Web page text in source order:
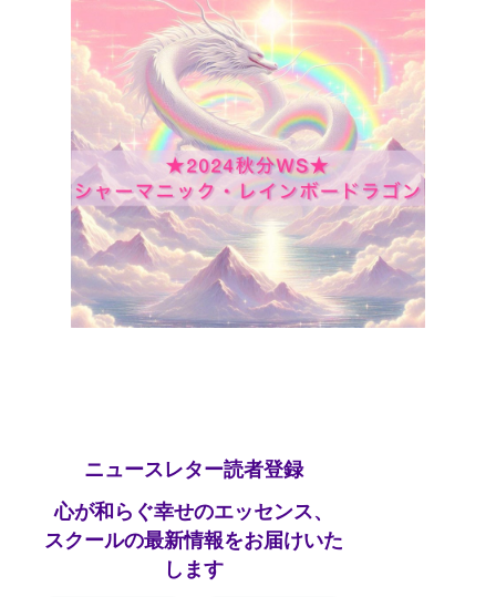
ニュースレター読者登録
心が和らぐ幸せのエッセンス、
スクールの最新情報をお届けいた
します